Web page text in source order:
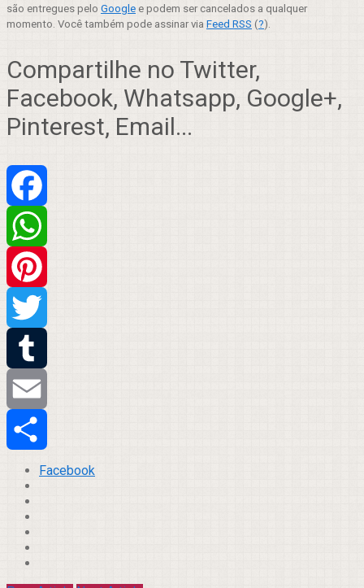
são entregues pelo Google e podem ser cancelados a qualquer
momento. Você também pode assinar via Feed RSS (?).
Compartilhe no Twitter,
Facebook, Whatsapp, Google+,
Pinterest, Email...
Facebook
WhatsApp
Pinterest
Twitter
Tumblr
Email
Compartilhar
Facebook